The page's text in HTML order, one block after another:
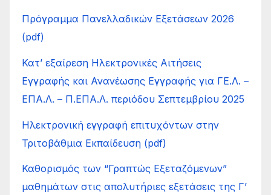
Πρόγραμμα Πανελλαδικών Εξετάσεων 2026
(pdf)
Κατ’ εξαίρεση Ηλεκτρονικές Αιτήσεις
Εγγραφής και Ανανέωσης Εγγραφής για ΓΕ.Λ. –
ΕΠΑ.Λ. – Π.ΕΠΑ.Λ. περιόδου Σεπτεμβρίου 2025
Ηλεκτρονική εγγραφή επιτυχόντων στην
Τριτοβάθμια Εκπαίδευση (pdf)
Καθορισμός των “Γραπτώς Εξεταζόμενων”
μαθημάτων στις απολυτήριες εξετάσεις της Γ’